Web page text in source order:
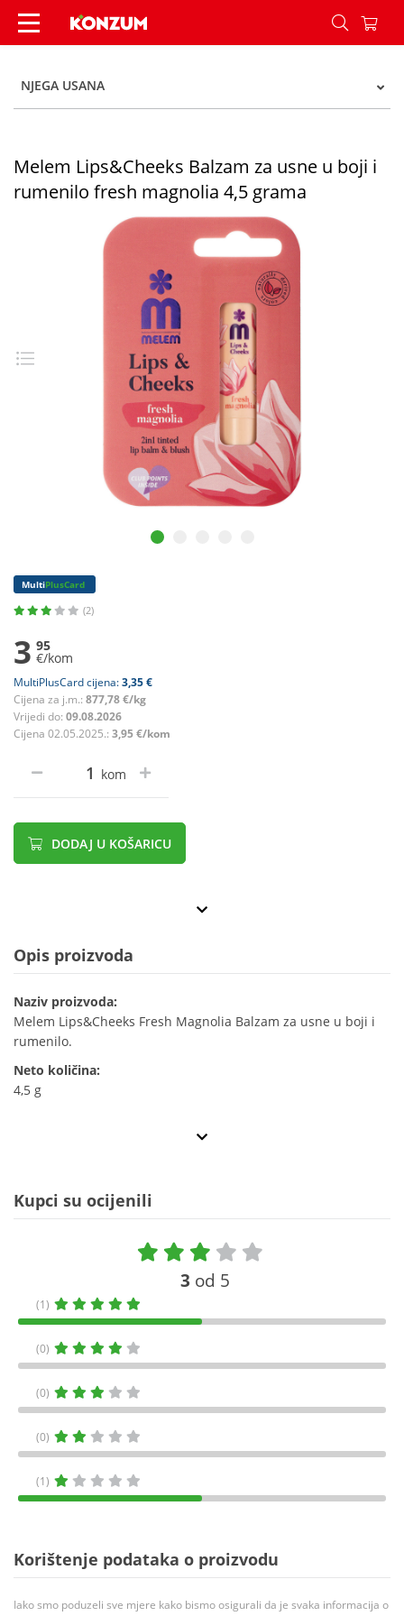
Melem Lips&Cheeks Balzam za usne u boji i
NJEGA USANA
Melem Lips&Cheeks Balzam za usne u boji i
rumenilo fresh magnolia 4,5 grama
MultiPlusCard
(2)
3 95
€/kom
MultiPlusCard cijena:3,35 €
Cijena za j.m.: 877,78 €/kg
Vrijedi do: 09.08.2026
Cijena 02.05.2025.: 3,95 €/kom
kom
DODAJ U KOŠARICU
Opis proizvoda
Naziv proizvoda:
Melem Lips&Cheeks Fresh Magnolia Balzam za usne u boji i
rumenilo.
Neto količina:
4,5 g
Kupci su ocijenili
3 od 5
(1)
(0)
(0)
(0)
(1)
Korištenje podataka o proizvodu
Iako smo poduzeli sve mjere kako bismo osigurali da je svaka informacija o